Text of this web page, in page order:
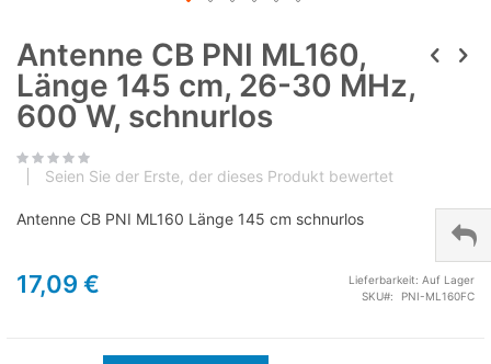
Antenne CB PNI ML160,
Länge 145 cm, 26-30 MHz,
600 W, schnurlos
Seien Sie der Erste, der dieses Produkt bewertet
Antenne CB PNI ML160 Länge 145 cm schnurlos
17,09 € Lieferbarkeit: Auf Lager
SKU
PNI-ML160FC